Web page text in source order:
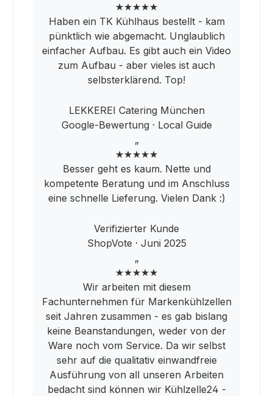
★★★★★
Haben ein TK Kühlhaus bestellt - kam
pünktlich wie abgemacht. Unglaublich
einfacher Aufbau. Es gibt auch ein Video
zum Aufbau - aber vieles ist auch
selbsterklärend. Top!
LEKKEREI Catering München
Google-Bewertung · Local Guide
„
★★★★★
Besser geht es kaum. Nette und
kompetente Beratung und im Anschluss
eine schnelle Lieferung. Vielen Dank :)
Verifizierter Kunde
ShopVote · Juni 2025
„
★★★★★
Wir arbeiten mit diesem
Fachunternehmen für Markenkühlzellen
seit Jahren zusammen - es gab bislang
keine Beanstandungen, weder von der
Ware noch vom Service. Da wir selbst
sehr auf die qualitativ einwandfreie
Ausführung von all unseren Arbeiten
bedacht sind können wir Kühlzelle24 -